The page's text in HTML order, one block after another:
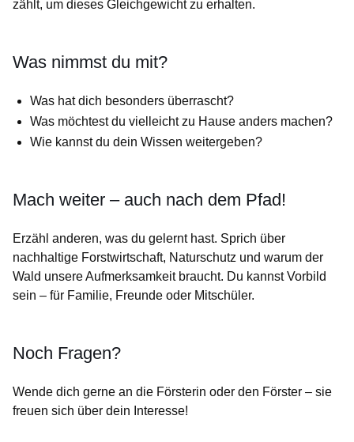
zählt, um dieses Gleichgewicht zu erhalten.
Was nimmst du mit?
Was hat dich besonders überrascht?
Was möchtest du vielleicht zu Hause anders machen?
Wie kannst du dein Wissen weitergeben?
Mach weiter – auch nach dem Pfad!
Erzähl anderen, was du gelernt hast. Sprich über
nachhaltige Forstwirtschaft, Naturschutz und warum der
Wald unsere Aufmerksamkeit braucht. Du kannst Vorbild
sein – für Familie, Freunde oder Mitschüler.
Noch Fragen?
Wende dich gerne an die Försterin oder den Förster – sie
freuen sich über dein Interesse!